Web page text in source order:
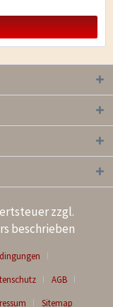
zzgl.
beschrieben
AGB
Sitemap